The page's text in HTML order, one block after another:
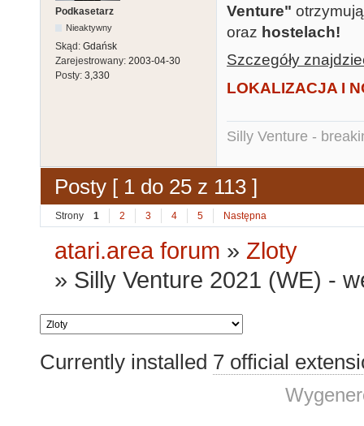
Podkasetarz
Nieaktywny
Skąd: Gdańsk
Zarejestrowany: 2003-04-30
Posty: 3,330
Venture"
oraz hostelach!
Szczegóły
LOKALIZACJA I
Silly Venture -
Posty [ 1 do 25 z 113 ]
Strony 1 2 3 4 5 Następna
atari.area forum » Zloty
» Silly Venture 2021 (WE) -
Currently installed 7 official